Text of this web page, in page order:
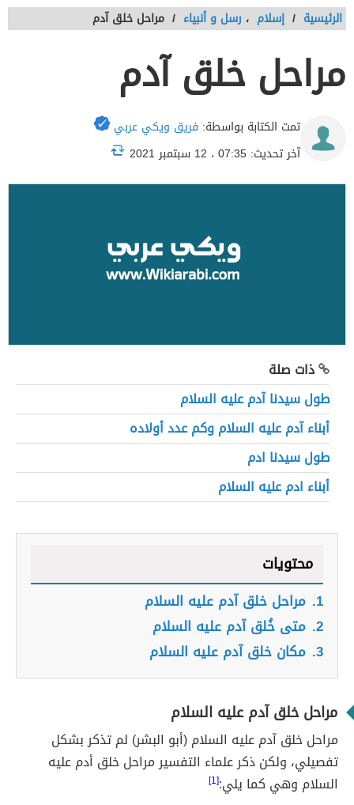
الرئيسية / إسلام ، رسل و أنبياء / مراحل خلق آدم
مراحل خلق آدم
تمت الكتابة بواسطة: فريق ويكي عربي
آخر تحديث: 07:35 ، 12 سبتمبر 2021
ذات صلة
طول سيدنا آدم عليه السلام
أبناء آدم عليه السلام وكم عدد أولاده
طول سيدنا ادم
أبناء ادم عليه السلام
محتويات
1. مراحل خلق آدم عليه السلام
2. متى خُلق آدم عليه السلام
3. مكان خلق آدم عليه السلام
مراحل خلق آدم عليه السلام
مراحل خلق آدم عليه السلام (أبو البشر) لم تذكر بشكل
تفصيلي، ولكن ذكر علماء التفسير مراحل خلق أدم عليه
السلام وهي كما يلي:[1]